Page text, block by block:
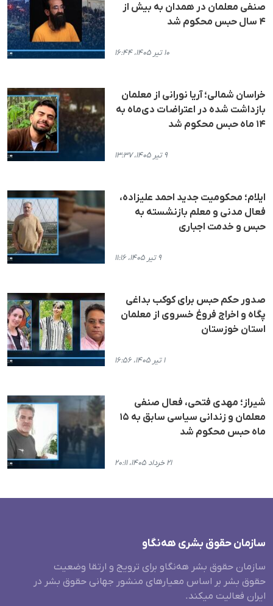
صنفی معلمان در همدان به بیش از
۴ سال حبس محکوم شد
۱۰ تیر ۱۴۰۵، ۱۶:۴۴
خراسان شمالی؛ آریا نورانی از معلمان
بازداشت شده در اعتراضات دی‌ماه به
۱۴ ماه حبس محکوم شد
۹ تیر ۱۴۰۵، ۱۳:۳۷
ایلام؛ محکومیت جدید احمد علیزاده،
فعال مدنی و معلم بازنشسته به
حبس و خدمت اجباری
۹ تیر ۱۴۰۵، ۱۱:۱۶
صدور حکم حبس برای کوکب بداغی
پگاه و اخراج فروغ خسروی از معلمان
استان خوزستان
۱ تیر ۱۴۰۵، ۱۶:۵۶
شیراز؛ مهدی فتحی، فعال صنفی
معلمان و زندانی سیاسی سابق به ۱۵
ماه حبس محکوم شد
۲۱ خرداد ۱۴۰۵، ۲۰:۱۱
سازمان حقوق بشری هەنگاو
سازمان حقوق بشر هه‌نگاو برای ترویج و ارتقا وضعیت
حقوق بشر بر اساس معیارهای منشور جهانی حقوق بشر در
ایران فعالیت میکند.